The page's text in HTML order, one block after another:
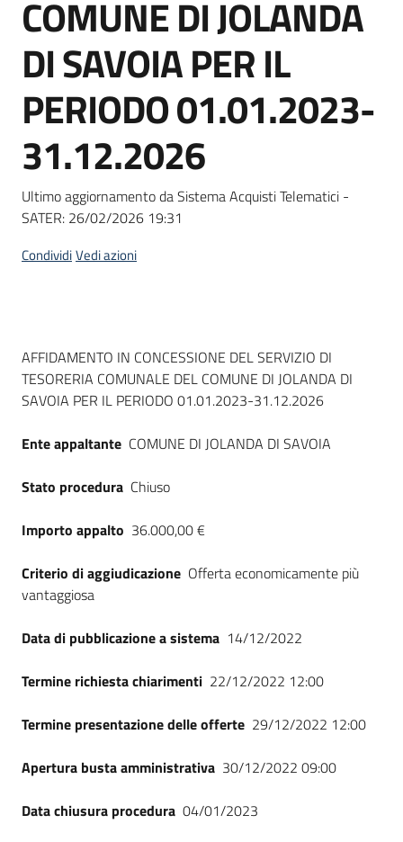
English
site
su
COMUNE DI JOLANDA
DI SAVOIA PER IL
PERIODO 01.01.2023-
31.12.2026
Ultimo aggiornamento da Sistema Acquisti Telematici -
SATER: 26/02/2026 19:31
CondividiVedi azioni
Dati del bando
AFFIDAMENTO IN CONCESSIONE DEL SERVIZIO DI
TESORERIA COMUNALE DEL COMUNE DI JOLANDA DI
SAVOIA PER IL PERIODO 01.01.2023-31.12.2026
Ente appaltante COMUNE DI JOLANDA DI SAVOIA
Stato procedura Chiuso
Importo appalto 36.000,00 €
Criterio di aggiudicazione Offerta economicamente più
vantaggiosa
Data di pubblicazione a sistema 14/12/2022
Termine richiesta chiarimenti 22/12/2022 12:00
Termine presentazione delle offerte 29/12/2022 12:00
Apertura busta amministrativa 30/12/2022 09:00
Data chiusura procedura 04/01/2023